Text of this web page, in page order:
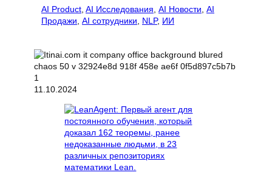
AI Product AI Исследования AI Новости AI
Продажи AI сотрудники NLP, ИИ
11.10.2024